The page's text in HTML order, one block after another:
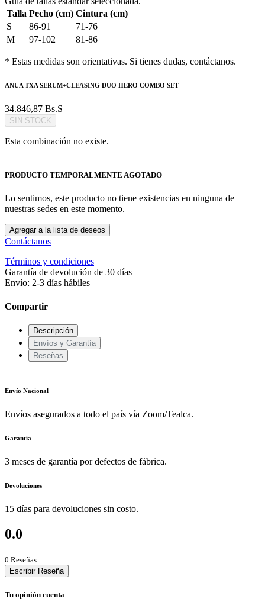
Talla Pecho (cm) Cintura (cm)
S
86-91
71-76
M
97-102 81-86
* Estas medidas son orientativas. Si tienes dudas, contáctanos.
ANUA TXA SERUM+CLEASING DUO HERO COMBO SET
34.846,87 Bs.S
SIN STOCK
Esta combinación no existe.
PRODUCTO TEMPORALMENTE AGOTADO
Lo sentimos, este producto no tiene existencias en ninguna de
nuestras sedes en este momento.
Agregar a la lista de deseos
Contáctanos
Términos y condiciones
Garantía de devolución de 30 días
Envío: 2-3 días hábiles
Compartir
Descripción
Envíos y Garantía
Reseñas
Envío Nacional
Envíos asegurados a todo el país vía Zoom/Tealca.
Garantía
3 meses de garantía por defectos de fábrica.
Devoluciones
15 días para devoluciones sin costo.
0.0
0 Reseñas
Escribir Reseña
Tu opinión cuenta